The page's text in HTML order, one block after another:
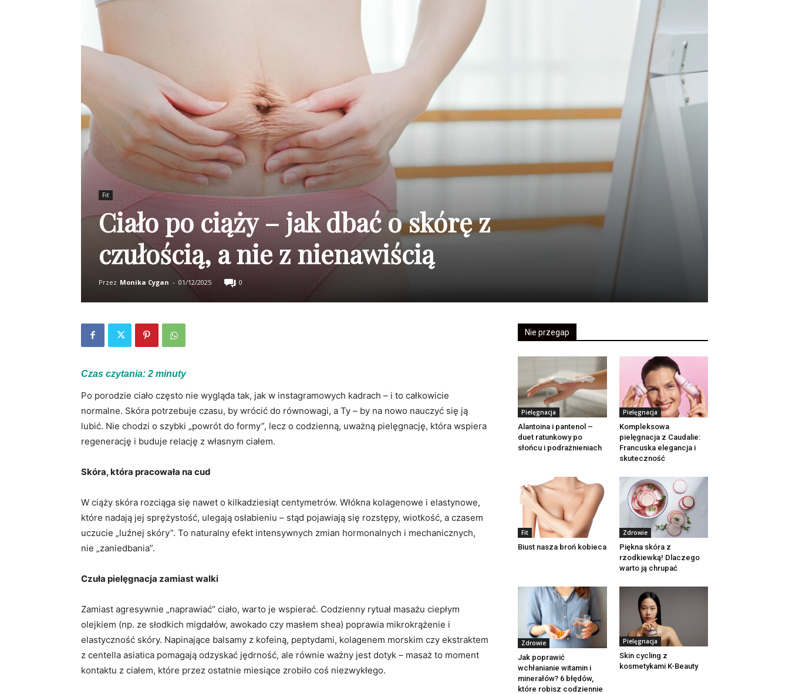
Fit
Ciało po ciąży – jak dbać o skórę z
czułością, a nie z nienawiścią
Przez Monika Cygan - 01/12/2025 0
Czas czytania: 2 minuty
Po porodzie ciało często nie wygląda tak, jak w instagramowych kadrach – i to całkowicie
normalne. Skóra potrzebuje czasu, by wrócić do równowagi, a Ty – by na nowo nauczyć się ją
lubić. Nie chodzi o szybki „powrót do formy”, lecz o codzienną, uważną pielęgnację, która wspiera
regenerację i buduje relację z własnym ciałem.
Skóra, która pracowała na cud
W ciąży skóra rozciąga się nawet o kilkadziesiąt centymetrów. Włókna kolagenowe i elastynowe,
które nadają jej sprężystość, ulegają osłabieniu – stąd pojawiają się rozstępy, wiotkość, a czasem
uczucie „luźnej skóry”. To naturalny efekt intensywnych zmian hormonalnych i mechanicznych,
nie „zaniedbania”.
Czuła pielęgnacja zamiast walki
Zamiast agresywnie „naprawiać” ciało, warto je wspierać. Codzienny rytuał masażu ciepłym
olejkiem (np. ze słodkich migdałów, awokado czy masłem shea) poprawia mikrokrążenie i
elastyczność skóry. Napinające balsamy z kofeiną, peptydami, kolagenem morskim czy ekstraktem
z centella asiatica pomagają odzyskać jędrność, ale równie ważny jest dotyk – masaż to moment
kontaktu z ciałem, które przez ostatnie miesiące zrobiło coś niezwykłego.
Nie przegap
Pielęgnacja
Alantoina i pantenol –
duet ratunkowy po
słońcu i podrażnieniach
Pielęgnacja
Kompleksowa
pielęgnacja z Caudalie:
Francuska elegancja i
skuteczność
Fit
Biust nasza broń kobieca
Zdrowie
Piękna skóra z
rzodkiewką! Dlaczego
warto ją chrupać
Zdrowie
Jak poprawić
wchłanianie witamin i
minerałów? 6 błędów,
które robisz codziennie
Pielęgnacja
Skin cycling z
kosmetykami K-Beauty